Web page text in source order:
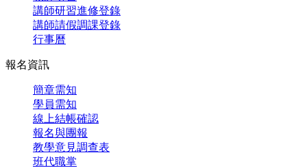
講師研習進修登錄
講師請假調課登錄
行事曆
報名資訊
簡章需知
學員需知
線上結帳確認
報名與團報
教學意見調查表
班代職掌